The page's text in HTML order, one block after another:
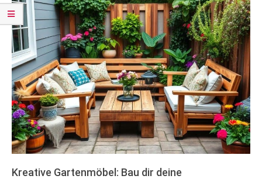
Kreative Gartenmöbel: Bau dir deine